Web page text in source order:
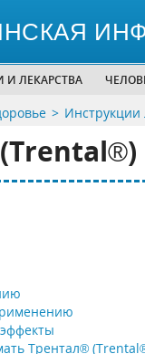
И ЛЕКАРСТВА
Инструкции
Трентал®